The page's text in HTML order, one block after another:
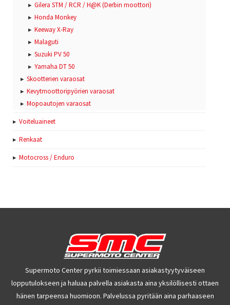
Gilera STM / RCR / H@K (Derbin moottori)
Honda Monkey
Keeway X-Ray
Malaguti
Suzuki PV 50
Yamaha DT 50
Skootterien varaosat
Kevytmoottoripyörien varaosat
Mopoautojen varaosat
Voiteluaineet
Renkaat
Motocross / Enduro
Supermoto Center pyrkii toimiessaan asiakastyytyväiseen
lopputulokseen ja haluaa palvella asiakasta aina yksilöllisesti ottaen
hänen tarpeensa huomioon. Palvelussa pyritään aina parhaaseen